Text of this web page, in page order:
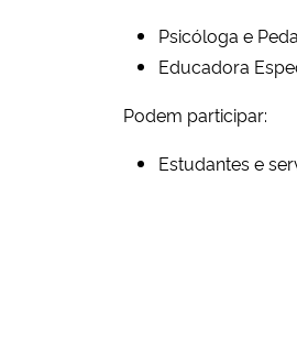
Psicóloga e
Educadora
Podem participar:
Estudantes e